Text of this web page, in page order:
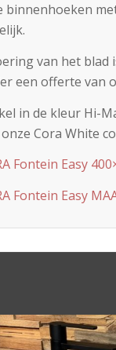
van het blad
een offerte van
in de kleur Hi-
Cora White
Fontein Easy
Fontein Easy